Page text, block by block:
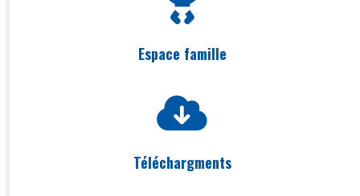
Espace famille
Téléchargments